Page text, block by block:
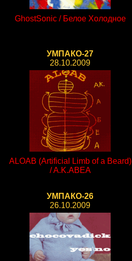
GhostSonic / Белое Холодное
УМПАКО-27
28.10.2009
ALOAB (Artificial Limb of a Beard)
/ A.K.ABEA
УМПАКО-26
26.10.2009